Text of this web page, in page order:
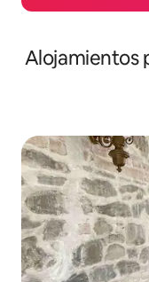
Alojamientos